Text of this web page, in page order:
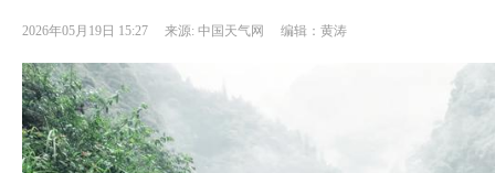
2026年05月19日 15:27 来源: 中国天气网 编辑：黄涛